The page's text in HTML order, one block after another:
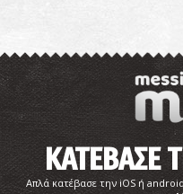
ΚΑΤΕΒΑΣΕ
Απλά κατέβασε την iOS ή